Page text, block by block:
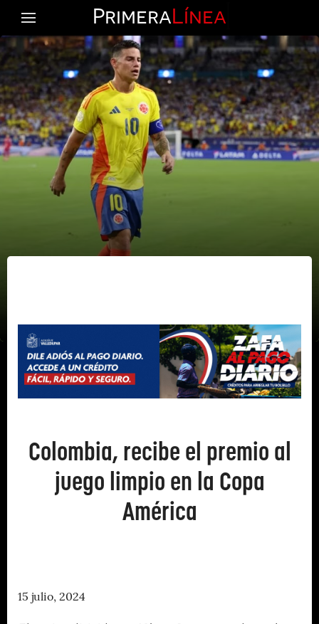
PrimeraLínea
Colombia, recibe el premio al
juego limpio en la Copa
América
15 julio, 2024